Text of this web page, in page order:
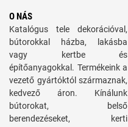
O NÁS
Katalógus tele dekorációval,
bútorokkal házba, lakásba
vagy kertbe és
építőanyagokkal. Termékeink a
vezető gyártóktól származnak,
kedvező áron. Kínálunk
bútorokat, belső
berendezéseket, kerti